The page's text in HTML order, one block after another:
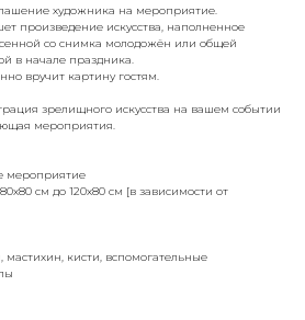
художника на мероприятие.
произведение искусства, наполненное
со снимка молодожён или общей
в начале праздника.
вручит картину гостям.
зрелищного искусства на вашем событии
мероприятия.
мероприятие
см до 120х80 см [в зависимости от
мастихин, кисти, вспомогательные